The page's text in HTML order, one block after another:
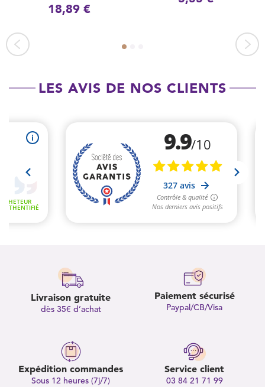
18,89 €
LES AVIS DE NOS CLIENTS
Livraison gratuite
dès 35€ d’achat
Paiement sécurisé
Paypal/CB/Visa
Expédition commandes
Sous 12 heures (7j/7)
Service client
03 84 21 71 99